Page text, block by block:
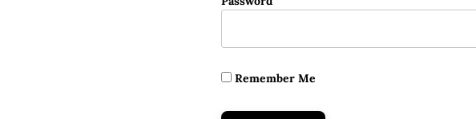
Remember Me